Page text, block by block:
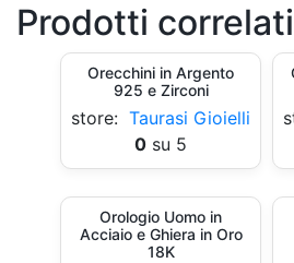
Prodotti correlati
Orecchini in Argento
925 e Zirconi
store: Taurasi Gioielli
0 su 5
Orologio Uomo in
Acciaio e Ghiera in Oro
18K